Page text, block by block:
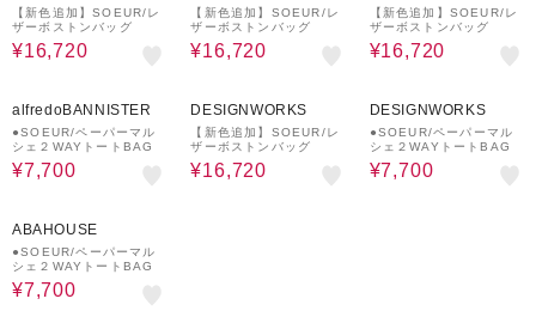
【新色追加】SOEUR/レ
ザーボストンバッグ
¥16,720
【新色追加】SOEUR/レ
ザーボストンバッグ
¥16,720
【新色追加】SOEUR/レ
ザーボストンバッグ
¥16,720
alfredoBANNISTER
●SOEUR/ペーパーマル
シェ２WAYトートBAG
¥7,700
DESIGNWORKS
【新色追加】SOEUR/レ
ザーボストンバッグ
¥16,720
DESIGNWORKS
●SOEUR/ペーパーマル
シェ２WAYトートBAG
¥7,700
ABAHOUSE
●SOEUR/ペーパーマル
シェ２WAYトートBAG
¥7,700